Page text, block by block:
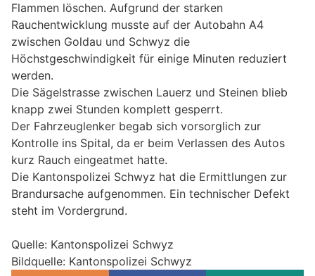
Flammen löschen. Aufgrund der starken
Rauchentwicklung musste auf der Autobahn A4
zwischen Goldau und Schwyz die
Höchstgeschwindigkeit für einige Minuten reduziert
werden.
Die Sägelstrasse zwischen Lauerz und Steinen blieb
knapp zwei Stunden komplett gesperrt.
Der Fahrzeuglenker begab sich vorsorglich zur
Kontrolle ins Spital, da er beim Verlassen des Autos
kurz Rauch eingeatmet hatte.
Die Kantonspolizei Schwyz hat die Ermittlungen zur
Brandursache aufgenommen. Ein technischer Defekt
steht im Vordergrund.
Quelle: Kantonspolizei Schwyz
Bildquelle: Kantonspolizei Schwyz